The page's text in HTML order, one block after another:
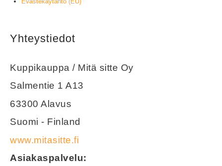
Yhteystiedot
Kuppikauppa / Mitä sitte Oy
Salmentie 1 A13
63300 Alavus
Suomi - Finland
www.mitasitte.fi
Asiakaspalvelu: